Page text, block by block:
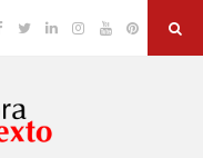
Facebook
TwitterLinkedinInstagram
YouTubePinterest